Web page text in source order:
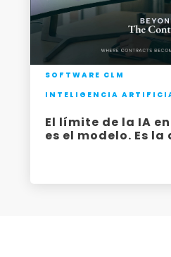
SOFTWARE CLM
INTELIGENCIA
El límite de la IA
es el modelo. Es